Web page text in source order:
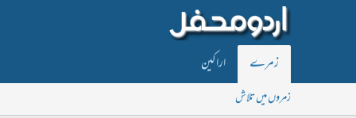
زمرے اراکین
زمروں میں تلاش